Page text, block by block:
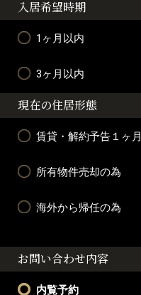
入居希望時期
1ヶ月以内
3ヶ月以内
現在の住居形態
賃貸・解約予告１ヶ月
所有物件売却の為
海外から帰任の為
お問い合わせ内容
内覧予約